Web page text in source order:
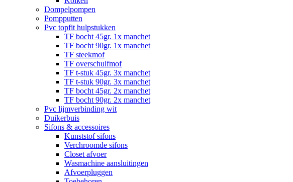
Dompelpompen
Pompputten
Pvc topfit hulpstukken
TF bocht 45gr. 1x manchet
TF bocht 90gr. 1x manchet
TF steekmof
TF overschuifmof
TF t-stuk 45gr. 3x manchet
TF t-stuk 90gr. 3x manchet
TF bocht 45gr. 2x manchet
TF bocht 90gr. 2x manchet
Pvc lijmverbinding wit
Duikerbuis
Sifons & accessoires
Kunststof sifons
Verchroomde sifons
Closet afvoer
Wasmachine aansluitingen
Afvoerpluggen